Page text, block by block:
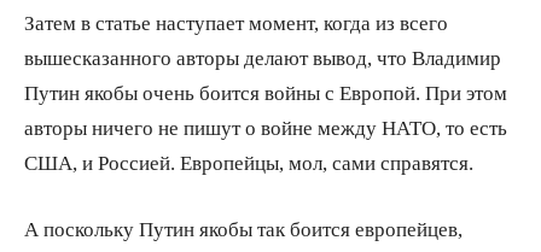
Затем в статье наступает момент, когда из всего
вышесказанного авторы делают вывод, что Владимир
Путин якобы очень боится войны с Европой. При этом
авторы ничего не пишут о войне между НАТО, то есть
США, и Россией. Европейцы, мол, сами справятся.
А поскольку Путин якобы так боится европейцев,